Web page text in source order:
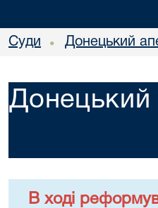
Суди • Донецький
Донецький
В ході